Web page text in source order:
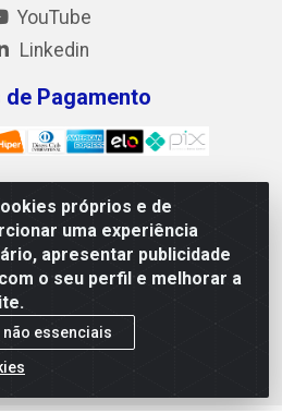
próprios e de
uma experiência
apresentar publicidade
o seu perfil e melhorar a
não essenciais
YouTube
Linkedin
de Pagamento
Asr Ne 55 (412 Norte), Alameda
Palmas/TO - CEP 77.006-540 -
0001-02